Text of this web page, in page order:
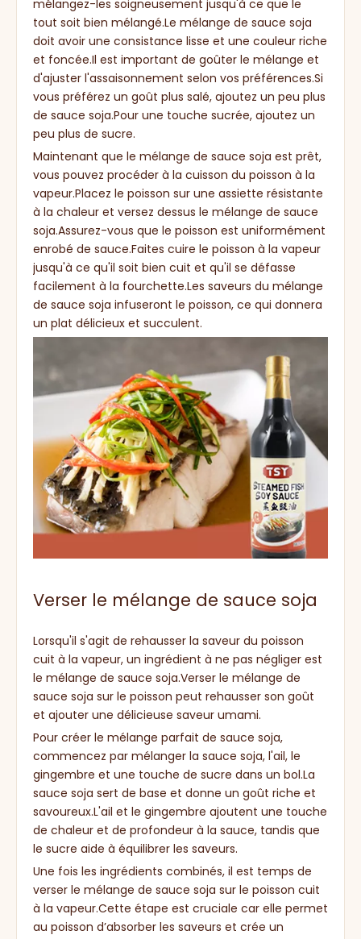
mélangez-les soigneusement jusqu'à ce que le
tout soit bien mélangé.Le mélange de sauce soja
doit avoir une consistance lisse et une couleur riche
et foncée.Il est important de goûter le mélange et
d'ajuster l'assaisonnement selon vos préférences.Si
vous préférez un goût plus salé, ajoutez un peu plus
de sauce soja.Pour une touche sucrée, ajoutez un
peu plus de sucre.
Maintenant que le mélange de sauce soja est prêt,
vous pouvez procéder à la cuisson du poisson à la
vapeur.Placez le poisson sur une assiette résistante
à la chaleur et versez dessus le mélange de sauce
soja.Assurez-vous que le poisson est uniformément
enrobé de sauce.Faites cuire le poisson à la vapeur
jusqu'à ce qu'il soit bien cuit et qu'il se défasse
facilement à la fourchette.Les saveurs du mélange
de sauce soja infuseront le poisson, ce qui donnera
un plat délicieux et succulent.
Verser le mélange de sauce soja
Lorsqu'il s'agit de rehausser la saveur du poisson
cuit à la vapeur, un ingrédient à ne pas négliger est
le mélange de sauce soja.Verser le mélange de
sauce soja sur le poisson peut rehausser son goût
et ajouter une délicieuse saveur umami.
Pour créer le mélange parfait de sauce soja,
commencez par mélanger la sauce soja, l'ail, le
gingembre et une touche de sucre dans un bol.La
sauce soja sert de base et donne un goût riche et
savoureux.L'ail et le gingembre ajoutent une touche
de chaleur et de profondeur à la sauce, tandis que
le sucre aide à équilibrer les saveurs.
Une fois les ingrédients combinés, il est temps de
verser le mélange de sauce soja sur le poisson cuit
à la vapeur.Cette étape est cruciale car elle permet
au poisson d’absorber les saveurs et crée un